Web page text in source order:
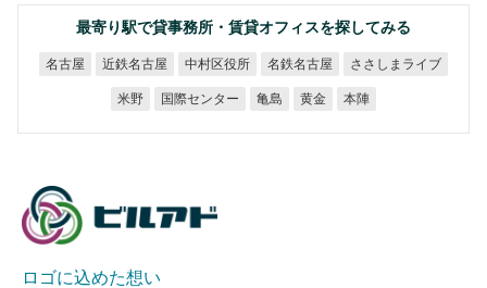
最寄り駅で貸事務所・賃貸オフィスを探してみる
名古屋 近鉄名古屋 中村区役所 名鉄名古屋 ささしまライブ
米野 国際センター 亀島 黄金 本陣
ロゴに込めた想い